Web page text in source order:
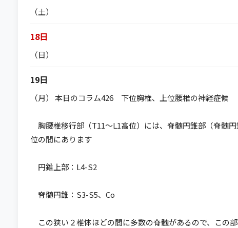
（土）
18日
（日）
19日
（月） 本日のコラム426 下位胸椎、上位腰椎の神経症候
胸腰椎移行部（T11～L1高位）には、脊髄円錐部（脊髄
位の間にあります
円錐上部：L4-S2
脊髄円錐：S3-S5、Co
この狭い２椎体ほどの間に多数の脊髄があるので、この